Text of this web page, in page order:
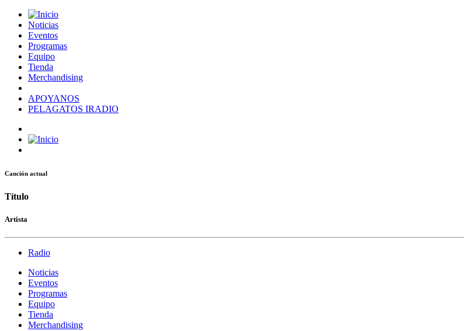
Noticias
Eventos
Programas
Equipo
Tienda
Merchandising
APOYANOS
PELAGATOS IRADIO
Canción actual
Título
Artista
Radio
Noticias
Eventos
Programas
Equipo
Tienda
Merchandising